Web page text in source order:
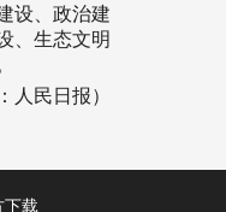
设、政治建
、生态文明
人民日报）
下载